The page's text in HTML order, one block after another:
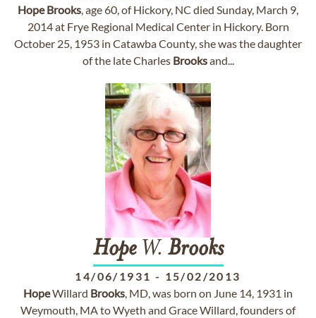
Hope Brooks, age 60, of Hickory, NC died Sunday, March 9,
2014 at Frye Regional Medical Center in Hickory. Born
October 25, 1953 in Catawba County, she was the daughter
of the late Charles Brooksand...
HopeW. Brooks
14/06/1931 - 15/02/2013
HopeWillard Brooks, MD, was born on June 14, 1931 in
Weymouth, MA to Wyeth and Grace Willard, founders of